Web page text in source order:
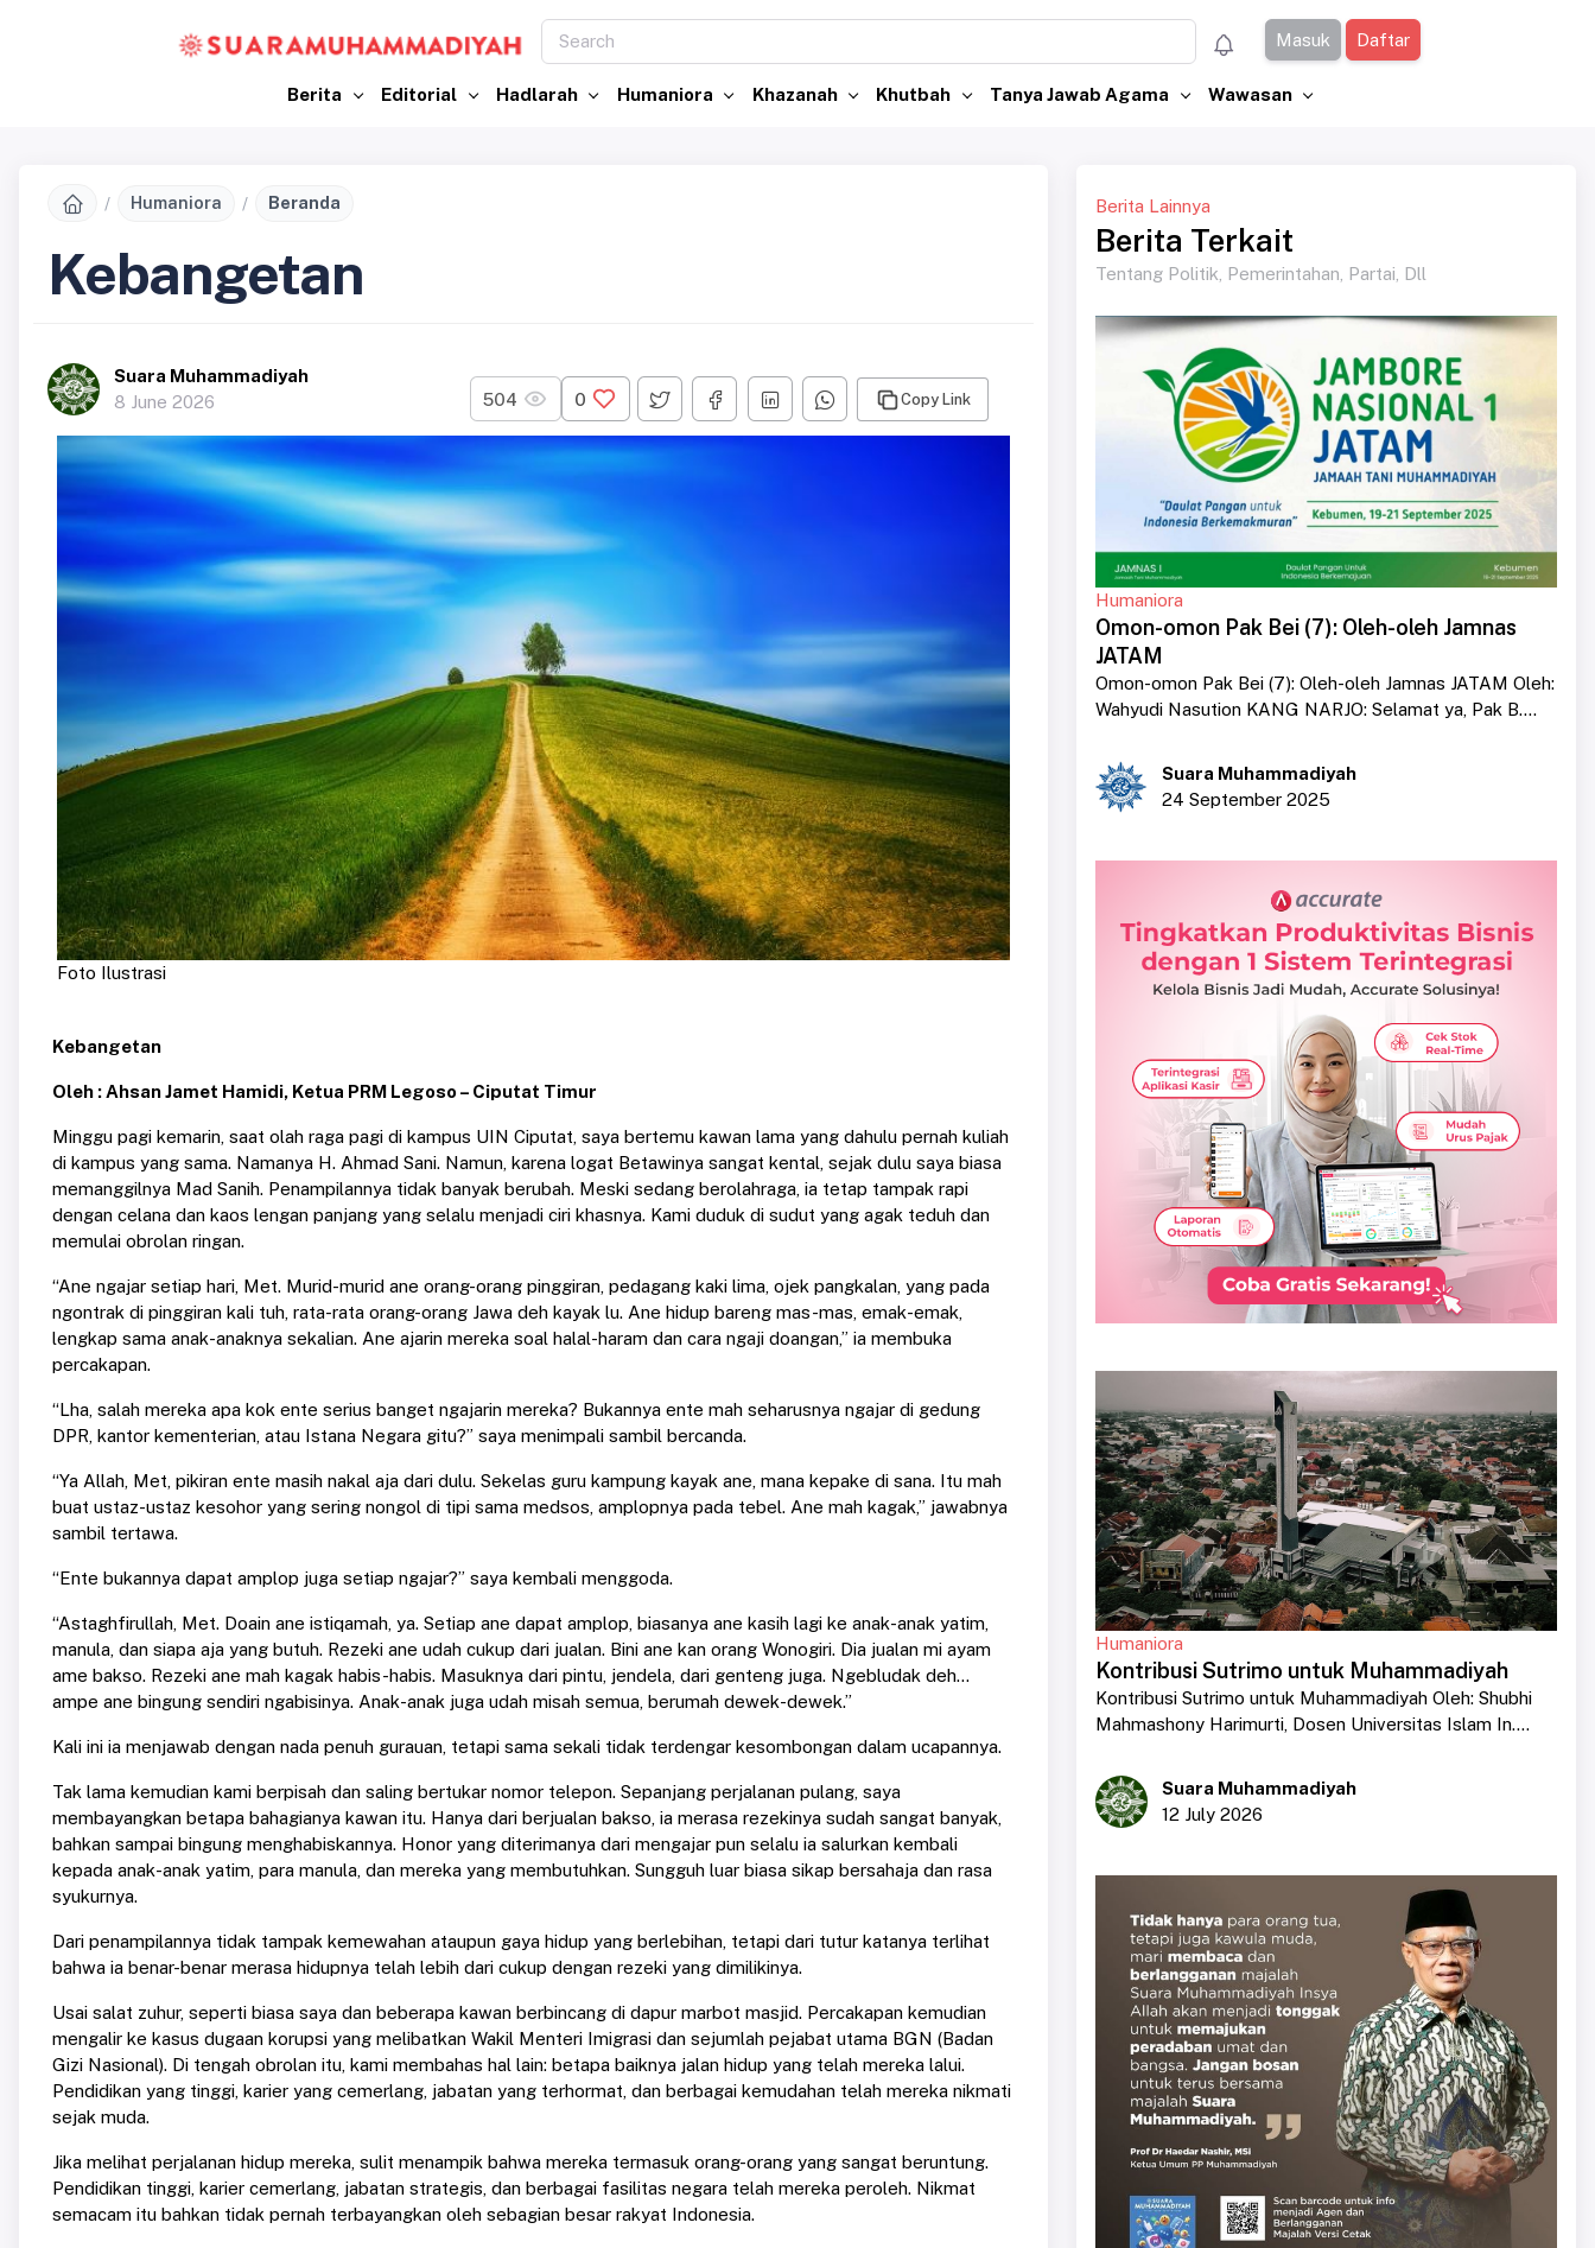
Masuk Daftar
Berita Editorial Hadlarah Humaniora Khazanah Khutbah Tanya Jawab Agama Wawasan
Humaniora Beranda
Kebangetan
Suara Muhammadiyah
8 June 2026
504 0 Copy Link
Foto Ilustrasi
Kebangetan
Oleh : Ahsan Jamet Hamidi, Ketua PRM Legoso – Ciputat Timur
Minggu pagi kemarin, saat olah raga pagi di kampus UIN Ciputat, saya bertemu kawan lama yang dahulu pernah kuliah
di kampus yang sama. Namanya H. Ahmad Sani. Namun, karena logat Betawinya sangat kental, sejak dulu saya biasa
memanggilnya Mad Sanih. Penampilannya tidak banyak berubah. Meski sedang berolahraga, ia tetap tampak rapi
dengan celana dan kaos lengan panjang yang selalu menjadi ciri khasnya. Kami duduk di sudut yang agak teduh dan
memulai obrolan ringan.
“Ane ngajar setiap hari, Met. Murid-murid ane orang-orang pinggiran, pedagang kaki lima, ojek pangkalan, yang pada
ngontrak di pinggiran kali tuh, rata-rata orang-orang Jawa deh kayak lu. Ane hidup bareng mas-mas, emak-emak,
lengkap sama anak-anaknya sekalian. Ane ajarin mereka soal halal-haram dan cara ngaji doangan,” ia membuka
percakapan.
“Lha, salah mereka apa kok ente serius banget ngajarin mereka? Bukannya ente mah seharusnya ngajar di gedung
DPR, kantor kementerian, atau Istana Negara gitu?” saya menimpali sambil bercanda.
“Ya Allah, Met, pikiran ente masih nakal aja dari dulu. Sekelas guru kampung kayak ane, mana kepake di sana. Itu mah
buat ustaz-ustaz kesohor yang sering nongol di tipi sama medsos, amplopnya pada tebel. Ane mah kagak,” jawabnya
sambil tertawa.
“Ente bukannya dapat amplop juga setiap ngajar?” saya kembali menggoda.
“Astaghfirullah, Met. Doain ane istiqamah, ya. Setiap ane dapat amplop, biasanya ane kasih lagi ke anak-anak yatim,
manula, dan siapa aja yang butuh. Rezeki ane udah cukup dari jualan. Bini ane kan orang Wonogiri. Dia jualan mi ayam
ame bakso. Rezeki ane mah kagak habis-habis. Masuknya dari pintu, jendela, dari genteng juga. Ngebludak deh…
ampe ane bingung sendiri ngabisinya. Anak-anak juga udah misah semua, berumah dewek-dewek.”
Kali ini ia menjawab dengan nada penuh gurauan, tetapi sama sekali tidak terdengar kesombongan dalam ucapannya.
Tak lama kemudian kami berpisah dan saling bertukar nomor telepon. Sepanjang perjalanan pulang, saya
membayangkan betapa bahagianya kawan itu. Hanya dari berjualan bakso, ia merasa rezekinya sudah sangat banyak,
bahkan sampai bingung menghabiskannya. Honor yang diterimanya dari mengajar pun selalu ia salurkan kembali
kepada anak-anak yatim, para manula, dan mereka yang membutuhkan. Sungguh luar biasa sikap bersahaja dan rasa
syukurnya.
Dari penampilannya tidak tampak kemewahan ataupun gaya hidup yang berlebihan, tetapi dari tutur katanya terlihat
bahwa ia benar-benar merasa hidupnya telah lebih dari cukup dengan rezeki yang dimilikinya.
Usai salat zuhur, seperti biasa saya dan beberapa kawan berbincang di dapur marbot masjid. Percakapan kemudian
mengalir ke kasus dugaan korupsi yang melibatkan Wakil Menteri Imigrasi dan sejumlah pejabat utama BGN (Badan
Gizi Nasional). Di tengah obrolan itu, kami membahas hal lain: betapa baiknya jalan hidup yang telah mereka lalui.
Pendidikan yang tinggi, karier yang cemerlang, jabatan yang terhormat, dan berbagai kemudahan telah mereka nikmati
sejak muda.
Jika melihat perjalanan hidup mereka, sulit menampik bahwa mereka termasuk orang-orang yang sangat beruntung.
Pendidikan tinggi, karier cemerlang, jabatan strategis, dan berbagai fasilitas negara telah mereka peroleh. Nikmat
semacam itu bahkan tidak pernah terbayangkan oleh sebagian besar rakyat Indonesia.
Berita Lainnya
Berita Terkait
Tentang Politik, Pemerintahan, Partai, Dll
Humaniora
Omon-omon Pak Bei (7): Oleh-oleh Jamnas
JATAM
Omon-omon Pak Bei (7): Oleh-oleh Jamnas JATAM Oleh:
Wahyudi Nasution KANG NARJO: Selamat ya, Pak B....
Suara Muhammadiyah
24 September 2025
Humaniora
Kontribusi Sutrimo untuk Muhammadiyah
Kontribusi Sutrimo untuk Muhammadiyah Oleh: Shubhi
Mahmashony Harimurti, Dosen Universitas Islam In....
Suara Muhammadiyah
12 July 2026